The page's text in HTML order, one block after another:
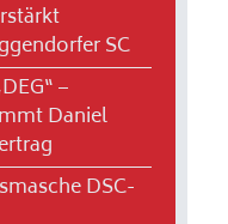
SC
–
Daniel
DSC-